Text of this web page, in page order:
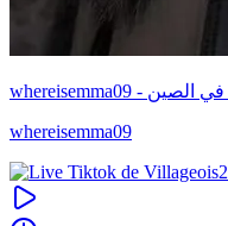
whereisemma09